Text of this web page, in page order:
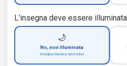
L'insegna deve essere
🌙
No, non illuminata
Insegna classica senza luci